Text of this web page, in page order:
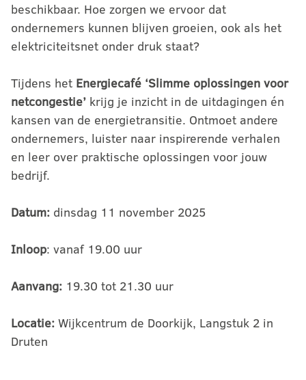
beschikbaar. Hoe zorgen we ervoor dat
ondernemers kunnen blijven groeien, ook als het
elektriciteitsnet onder druk staat?
Tijdens het Energiecafé ‘Slimme oplossingen voor
netcongestie’ krijg je inzicht in de uitdagingen én
kansen van de energietransitie. Ontmoet andere
ondernemers, luister naar inspirerende verhalen
en leer over praktische oplossingen voor jouw
bedrijf.
Datum: dinsdag 11 november 2025
Inloop: vanaf 19.00 uur
Aanvang: 19.30 tot 21.30 uur
Locatie: Wijkcentrum de Doorkijk, Langstuk 2 in
Druten